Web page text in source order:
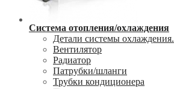
Система отопления/охлаждения
Детали системы охлаждения.
Вентилятор
Радиатор
Патрубки/шланги
Трубки кондиционера